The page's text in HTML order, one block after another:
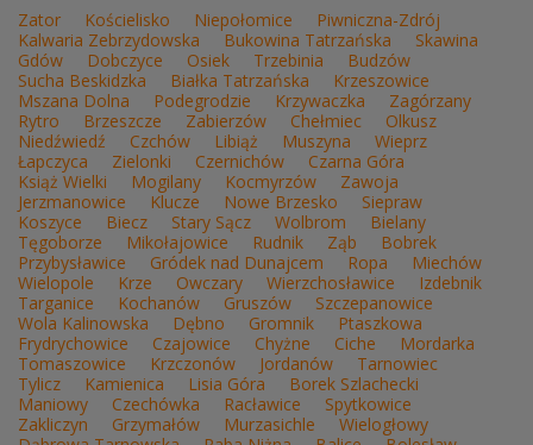
Zator Kościelisko Niepołomice
Piwniczna-Zdrój
Kalwaria Zebrzydowska
Bukowina Tatrzańska
Skawina
Gdów
Dobczyce Osiek Trzebinia
Budzów
Sucha Beskidzka
Białka Tatrzańska
Krzeszowice
Mszana Dolna
Podegrodzie Krzywaczka
Zagórzany
Rytro
Brzeszcze Zabierzów Chełmiec
Olkusz
Niedźwiedź
Czchów Libiąż Muszyna
Wieprz
Łapczyca
Zielonki Czernichów
Czarna Góra
Książ Wielki
Mogilany Kocmyrzów
Zawoja
Jerzmanowice
Klucze Nowe Brzesko
Siepraw
Koszyce
Biecz Stary Sącz Wolbrom
Bielany
Tęgoborze
Mikołajowice Rudnik Ząb
Bobrek
Przybysławice
Gródek nad Dunajcem Ropa
Miechów
Wielopole
Krze Owczary Wierzchosławice
Izdebnik
Targanice
Kochanów Gruszów
Szczepanowice
Wola Kalinowska
Dębno Gromnik
Ptaszkowa
Frydrychowice
Czajowice Chyżne Ciche
Mordarka
Tomaszowice
Krzczonów Jordanów
Tarnowiec
Tylicz
Kamienica Lisia Góra
Borek Szlachecki
Maniowy
Czechówka Racławice
Spytkowice
Zakliczyn
Grzymałów Murzasichle
Wielogłowy